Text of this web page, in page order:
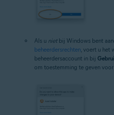
Als u nietbij Windows bent
beheerdersrechten, voert u het
beheerdersaccount in bij
om toestemming te geven